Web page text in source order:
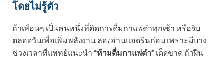
โดยไม่รู้ตัว
ถ้าเพื่อนๆ เป็นคนหนึ่งที่ติดการดื่มกาแฟดำทุกเช้า หรือจิบ
ตลอดวันเพื่อเพิ่มพลังงาน ลองอ่านแอดรินก่อน เพราะมีบาง
ช่วงเวลาที่แพทย์แนะนำ “ห้ามดื่มกาแฟดำ” เด็ดขาด ถ้าฝืน